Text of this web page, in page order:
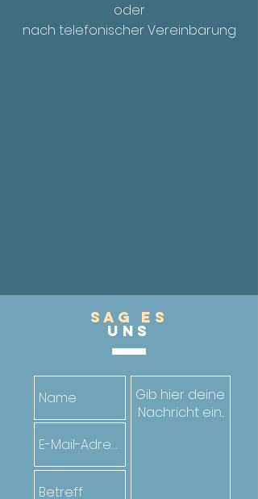
oder
nach telefonischer Vereinbarung
Sag es
UnS